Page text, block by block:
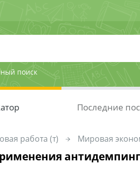
поиск
Последние
работа (т) Мировая